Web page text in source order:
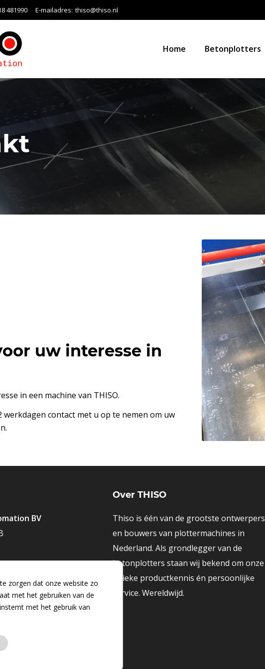
481990 E-mailadres: thiso@thiso.nl
Home Betonplotters
uw interesse in
in een machine van THISO.
contact met u op te nemen om uw
BV
Over THISO
Thiso is één van de grootste ontwerpers
en bouwers van plottermachines in
Nederland. Als grondlegger van de
betonplotters staan wij bekend om onze
unieke productkennis én persoonlijke
service. Wereldwijd.
zorgen dat onze website zo
met het gebruiken van de
met het gebruik van